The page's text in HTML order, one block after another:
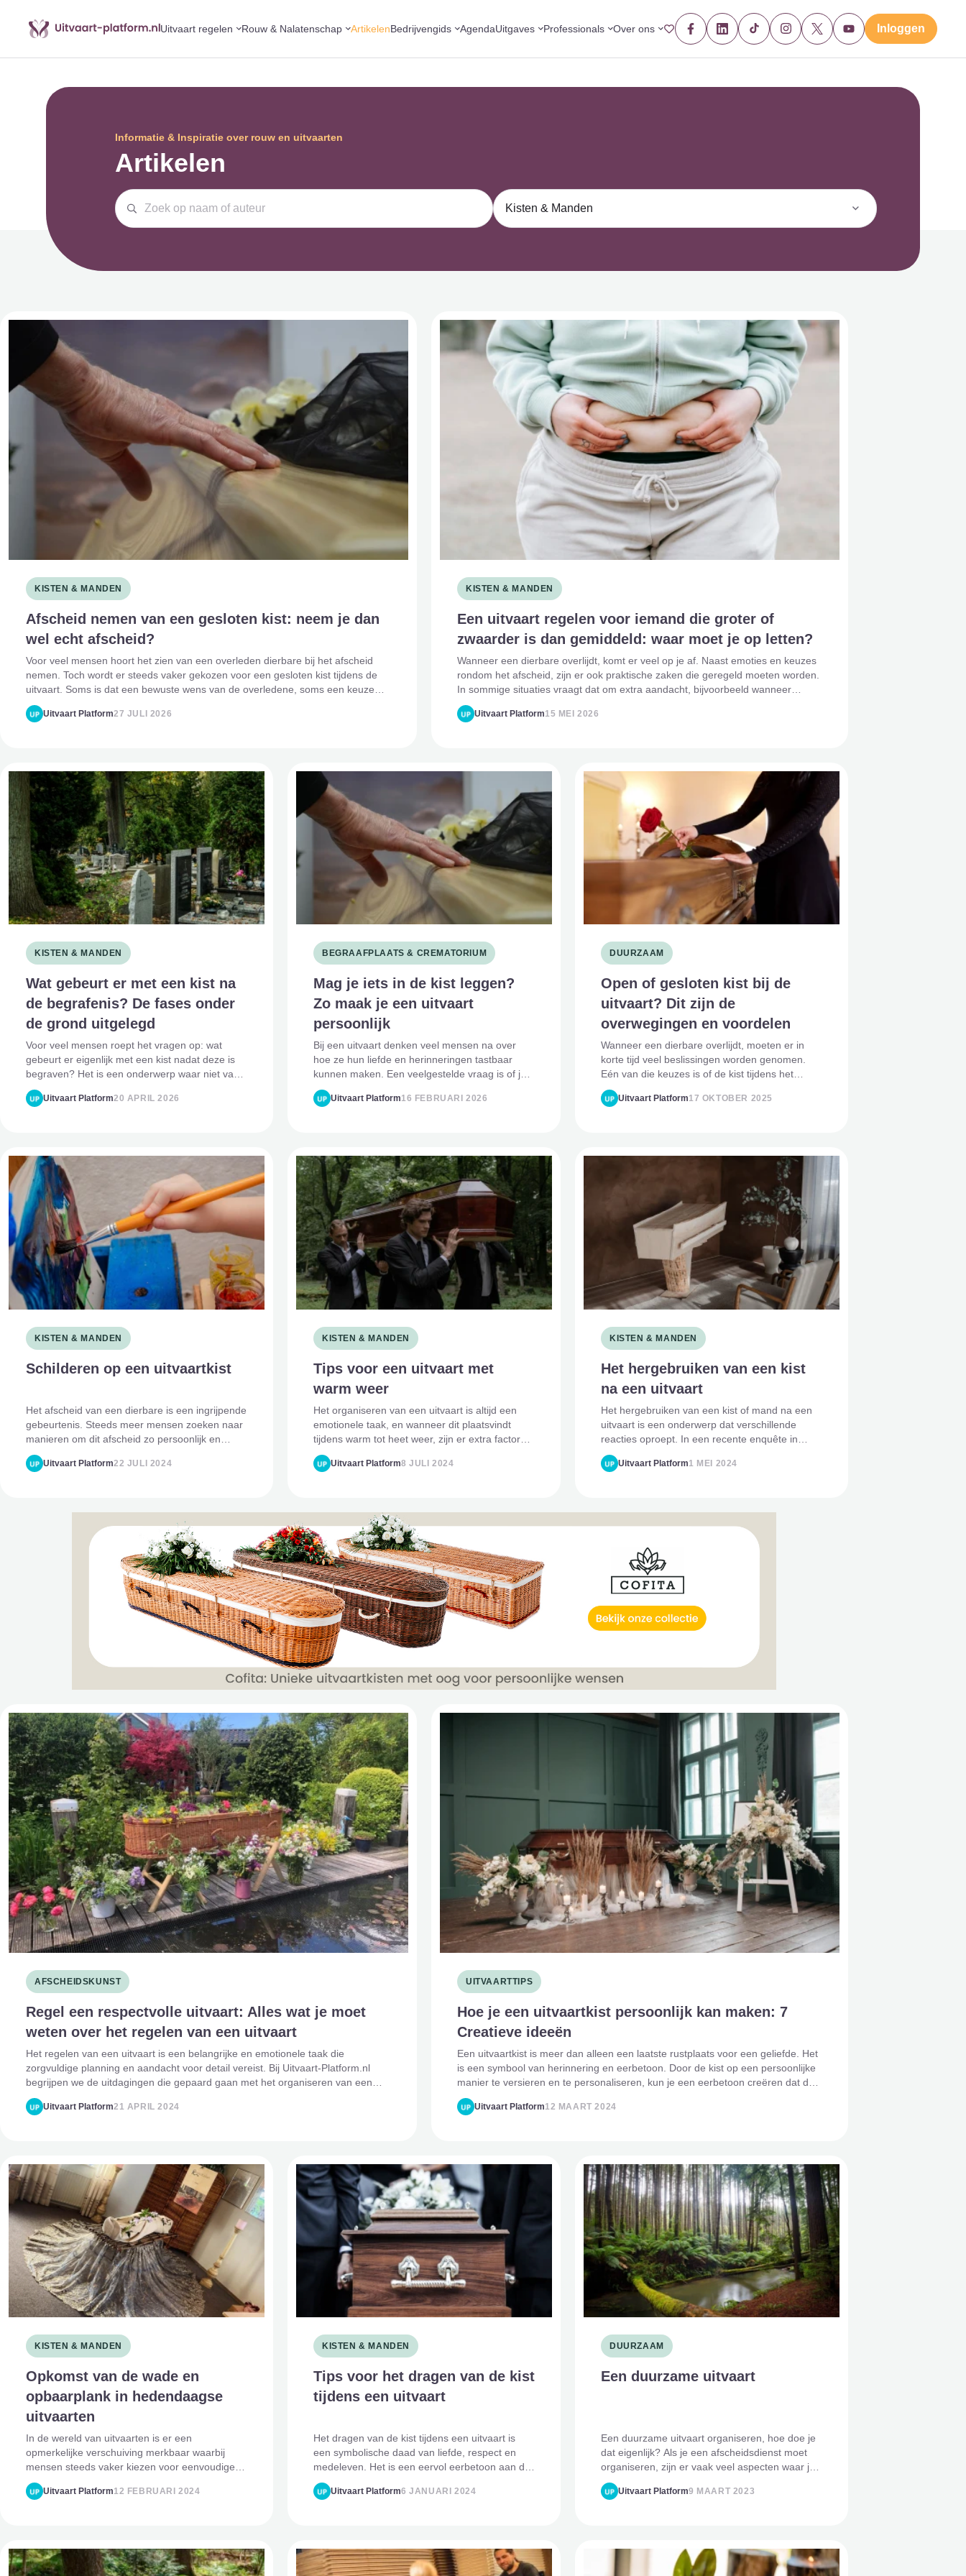
Uitvaart regelen Rouw & Nalatenschap ArtikelenBedrijvengids AgendaUitgaves Professionals Over ons Inloggen
Informatie & Inspiratie over rouw en uitvaarten
Artikelen
KISTEN & MANDEN
Afscheid nemen van een gesloten kist: neem je dan
wel echt afscheid?
Voor veel mensen hoort het zien van een overleden dierbare bij het afscheid
nemen. Toch wordt er steeds vaker gekozen voor een gesloten kist tijdens de
uitvaart. Soms is dat een bewuste wens van de overledene, soms een keuze
van de nabestaanden of ee
Uitvaart Platform27 JULI 2026
KISTEN & MANDEN
Een uitvaart regelen voor iemand die groter of
zwaarder is dan gemiddeld: waar moet je op letten?
Wanneer een dierbare overlijdt, komt er veel op je af. Naast emoties en keuzes
rondom het afscheid, zijn er ook praktische zaken die geregeld moeten worden.
In sommige situaties vraagt dat om extra aandacht, bijvoorbeeld wanneer
iemand groter, langer
Uitvaart Platform15 MEI 2026
KISTEN & MANDEN
Wat gebeurt er met een kist na
de begrafenis? De fases onder
de grond uitgelegd
Voor veel mensen roept het vragen op: wat
gebeurt er eigenlijk met een kist nadat deze is
begraven? Het is een onderwerp waar niet vaak
over gesproken wordt, maar waar wel veel
nieuwsgierigheid en soms ook onzekerheid over
Uitvaart Platform20 APRIL 2026
BEGRAAFPLAATS & CREMATORIUM
Mag je iets in de kist leggen?
Zo maak je een uitvaart
persoonlijk
Bij een uitvaart denken veel mensen na over
hoe ze hun liefde en herinneringen tastbaar
kunnen maken. Een veelgestelde vraag is of je
iets in de kist mag leggen bij het laatste
afscheid. Het antwoord is ja, mits het veilig en
Uitvaart Platform16 FEBRUARI 2026
DUURZAAM
Open of gesloten kist bij de
uitvaart? Dit zijn de
overwegingen en voordelen
Wanneer een dierbare overlijdt, moeten er in
korte tijd veel beslissingen worden genomen.
Eén van die keuzes is of de kist tijdens het
afscheid open of gesloten zal zijn. Beide opties
hebben hun eigen betekenis en emotionele
Uitvaart Platform17 OKTOBER 2025
KISTEN & MANDEN
Schilderen op een uitvaartkist
Het afscheid van een dierbare is een ingrijpende
gebeurtenis. Steeds meer mensen zoeken naar
manieren om dit afscheid zo persoonlijk en
uniek mogelijk te maken. Een van de manieren
waarop dit kan, is door het schilderen van een
Uitvaart Platform22 JULI 2024
KISTEN & MANDEN
Tips voor een uitvaart met
warm weer
Het organiseren van een uitvaart is altijd een
emotionele taak, en wanneer dit plaatsvindt
tijdens warm tot heet weer, zijn er extra factoren
om rekening mee te houden. Om zowel het
comfort van de aanwezigen als de waardigheid
Uitvaart Platform8 JULI 2024
KISTEN & MANDEN
Het hergebruiken van een kist
na een uitvaart
Het hergebruiken van een kist of mand na een
uitvaart is een onderwerp dat verschillende
reacties oproept. In een recente enquête in
onze Facebookgroep, met bijna 8000 leden,
hebben we deze vraag voorgelegd en de
Uitvaart Platform1 MEI 2024
AFSCHEIDSKUNST
Regel een respectvolle uitvaart: Alles wat je moet
weten over het regelen van een uitvaart
Het regelen van een uitvaart is een belangrijke en emotionele taak die
zorgvuldige planning en aandacht voor detail vereist. Bij Uitvaart-Platform.nl
begrijpen we de uitdagingen die gepaard gaan met het organiseren van een
afscheid. Daarom staan we k
Uitvaart Platform21 APRIL 2024
UITVAARTTIPS
Hoe je een uitvaartkist persoonlijk kan maken: 7
Creatieve ideeën
Een uitvaartkist is meer dan alleen een laatste rustplaats voor een geliefde. Het
is een symbool van herinnering en eerbetoon. Door de kist op een persoonlijke
manier te versieren en te personaliseren, kun je een eerbetoon creëren dat de
unieke
Uitvaart Platform12 MAART 2024
KISTEN & MANDEN
Opkomst van de wade en
opbaarplank in hedendaagse
uitvaarten
In de wereld van uitvaarten is er een
opmerkelijke verschuiving merkbaar waarbij
mensen steeds vaker kiezen voor eenvoudige,
natuurlijke alternatieven voor traditionele kisten.
Deze opkomende trend omvat het gebruik van
Uitvaart Platform12 FEBRUARI 2024
KISTEN & MANDEN
Tips voor het dragen van de kist
tijdens een uitvaart
Het dragen van de kist tijdens een uitvaart is
een symbolische daad van liefde, respect en
medeleven. Het is een eervol eerbetoon aan de
overledene en een uiting van steun aan de
rouwende familie. Hier volgen enkele
Uitvaart Platform6 JANUARI 2024
DUURZAAM
Een duurzame uitvaart
Een duurzame uitvaart organiseren, hoe doe je
dat eigenlijk? Als je een afscheidsdienst moet
organiseren, zijn er vaak veel aspecten waar je
rekening mee moet houden. Je wil recht doen
aan je overleden dierbare, je hebt als nabije
Uitvaart Platform9 MAART 2023